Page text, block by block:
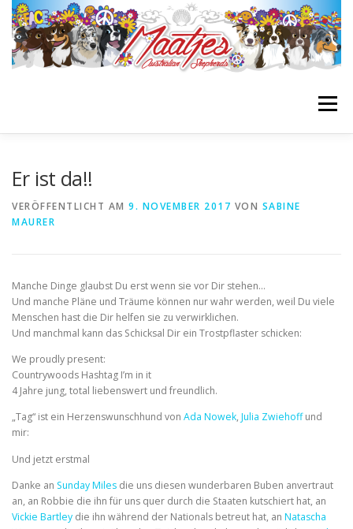
Zum
Inhalt
springen
Menü
NACHZUCHTEN
LINKLIST
Er ist da!!
VERÖFFENTLICHT AM 9. NOVEMBER 2017 VON SABINE
MAURER
Manche Dinge glaubst Du erst wenn sie vor Dir stehen…
Und manche Pläne und Träume können nur wahr werden, weil Du viele
Menschen hast die Dir helfen sie zu verwirklichen.
Und manchmal kann das Schicksal Dir ein Trostpflaster schicken:
We proudly present:
Countrywoods Hashtag I’m in it
4 Jahre jung, total liebenswert und freundlich.
„Tag“ ist ein Herzenswunschhund von Ada Nowek, Julia Zwiehoffund
mir:
Und jetzt erstmal
Danke an Sunday Miles die uns diesen wunderbaren Buben anvertraut
an, an Robbie die ihn für uns quer durch die Staaten kutschiert hat, an
Vickie Bartley die ihn während der Nationals betreut hat, an Natascha